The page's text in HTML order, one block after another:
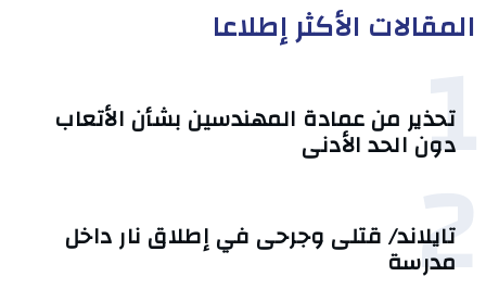
المقالات الأكثر إطلاعا
1
تحذير من عمادة المهندسين بشأن الأتعاب
دون الحد الأدنى
2
تايلاند/ قتلى وجرحى في إطلاق نار داخل
مدرسة